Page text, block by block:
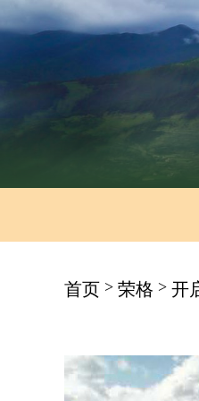
首页 > 荣格 > 开